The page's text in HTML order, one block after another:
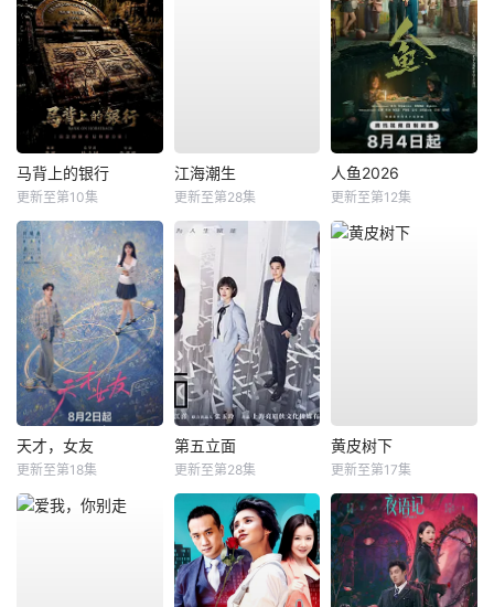
马背上的银行
更新至第10集
江海潮生
更新至第28集
人鱼2026
更新至第12集
天才，女友
更新至第18集
第五立面
更新至第28集
黄皮树下
更新至第17集